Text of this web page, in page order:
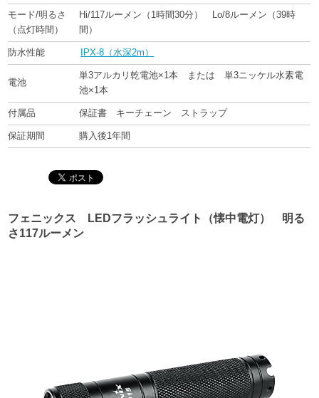
モード/明るさ
（点灯時間）
Hi/117ルーメン（1時間30分） Lo/8ルーメン（39時
間）
防水性能 IPX-8（水深2m）
電池
単3アルカリ乾電池×1本 または 単3ニッケル水素電
池×1本
付属品 保証書 キーチェーン ストラップ
保証期間 購入後1年間
フェニックス LEDフラッシュライト（懐中電灯） 明る
さ117ルーメン